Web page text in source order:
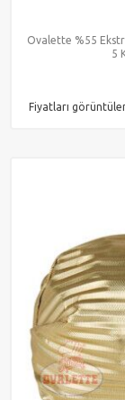
Ovalette %55
5
Fiyatları